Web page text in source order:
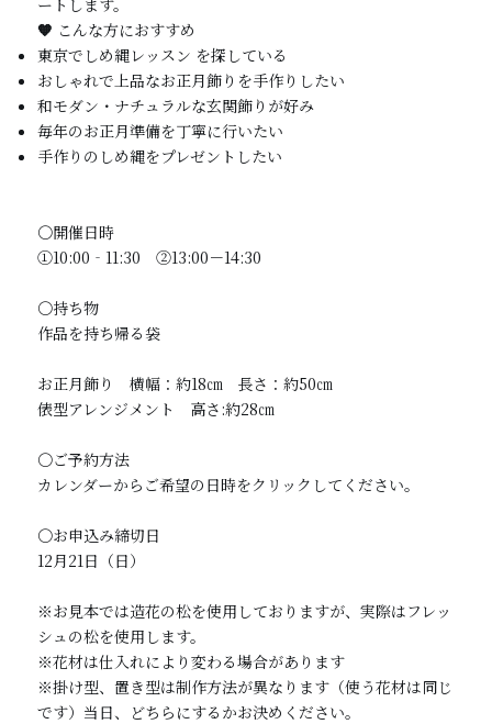
ートします。
🧡 こんな方におすすめ
東京でしめ縄レッスン を探している
おしゃれで上品なお正月飾りを手作りしたい
和モダン・ナチュラルな玄関飾りが好み
毎年のお正月準備を丁寧に行いたい
手作りのしめ縄をプレゼントしたい
〇開催日時
①10:00‐11:30 ②13:00－14:30
〇持ち物
作品を持ち帰る袋
お正月飾り 横幅：約18㎝ 長さ：約50㎝
俵型アレンジメント 高さ:約28㎝
〇ご予約方法
カレンダーからご希望の日時をクリックしてください。
〇お申込み締切日
12月21日（日）
※お見本では造花の松を使用しておりますが、実際はフレッ
シュの松を使用します。
※花材は仕入れにより変わる場合があります
※掛け型、置き型は制作方法が異なります（使う花材は同じ
です）当日、どちらにするかお決めください。